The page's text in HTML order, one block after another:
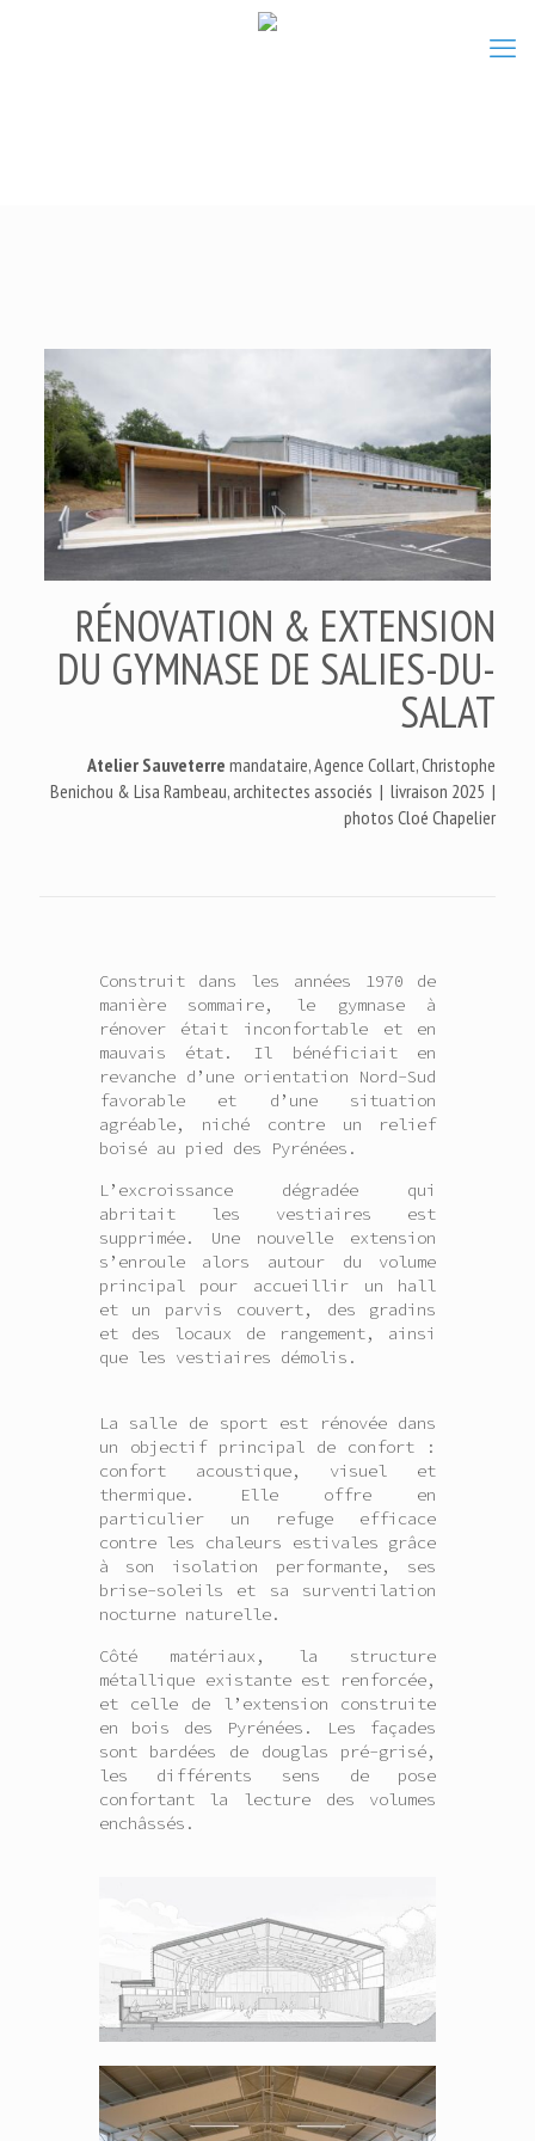
RÉNOVATION & EXTENSION
DU GYMNASE DE SALIES-DU-
SALAT
Atelier Sauveterre mandataire, Agence Collart, Christophe
Benichou & Lisa Rambeau, architectes associés | livraison 2025 |
photos Cloé Chapelier
Construit dans les années 1970 de
manière sommaire, le gymnase à
rénover était inconfortable et en
mauvais état. Il bénéficiait en
revanche d’une orientation Nord-Sud
favorable et d’une situation
agréable, niché contre un relief
boisé au pied des Pyrénées.
L’excroissance dégradée qui
abritait les vestiaires est
supprimée. Une nouvelle extension
s’enroule alors autour du volume
principal pour accueillir un hall
et un parvis couvert, des gradins
et des locaux de rangement, ainsi
que les vestiaires démolis.
La salle de sport est rénovée dans
un objectif principal de confort :
confort acoustique, visuel et
thermique. Elle offre en
particulier un refuge efficace
contre les chaleurs estivales grâce
à son isolation performante, ses
brise-soleils et sa surventilation
nocturne naturelle.
Côté matériaux, la structure
métallique existante est renforcée,
et celle de l’extension construite
en bois des Pyrénées. Les façades
sont bardées de douglas pré-grisé,
les différents sens de pose
confortant la lecture des volumes
enchâssés.